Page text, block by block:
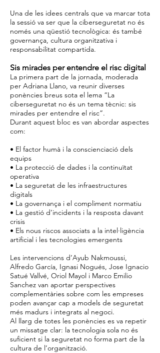
Una de les idees centrals que va marcar tota
la sessió va ser que la ciberseguretat no és
només una qüestió tecnològica: és també
governança, cultura organitzativa i
responsabilitat compartida.
Sis mirades per entendre el risc digital
La primera part de la jornada, moderada
per Adriana Llano, va reunir diverses
ponències breus sota el lema “La
ciberseguretat no és un tema tècnic: sis
mirades per entendre el risc”.
Durant aquest bloc es van abordar aspectes
com:
• El factor humà i la conscienciació dels
equips
• La protecció de dades i la continuïtat
operativa
• La seguretat de les infraestructures
digitals
• La governança i el compliment normatiu
• La gestió d’incidents i la resposta davant
crisis
• Els nous riscos associats a la intel·ligència
artificial i les tecnologies emergents
Les intervencions d’Ayub Nakmoussi,
Alfredo García, Ignasi Nogués, Jose Ignacio
Satué Vallvé, Oriol Mayol i Marco Emilio
Sanchez van aportar perspectives
complementàries sobre com les empreses
poden avançar cap a models de seguretat
més madurs i integrats al negoci.
Al llarg de totes les ponències es va repetir
un missatge clar: la tecnologia sola no és
suficient si la seguretat no forma part de la
cultura de l’organització.